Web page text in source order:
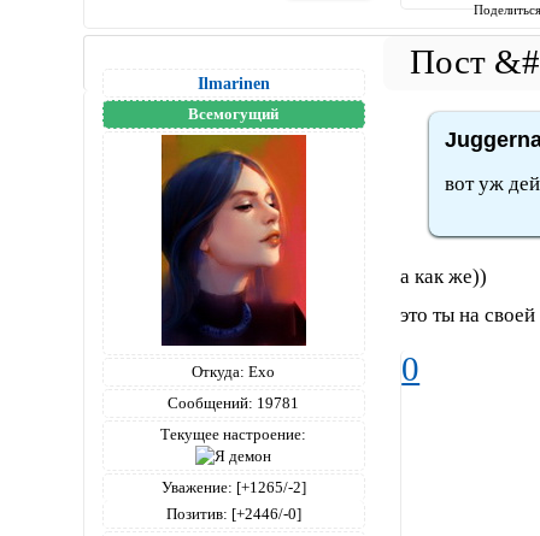
Ilmarinen
Всемогущий
Откуда: Ехо
Сообщений: 19781
Текущее настроение:
Уважение: [+1265/-2]
Позитив: [+2446/-0]
вот уж
а как же))
это ты на
0